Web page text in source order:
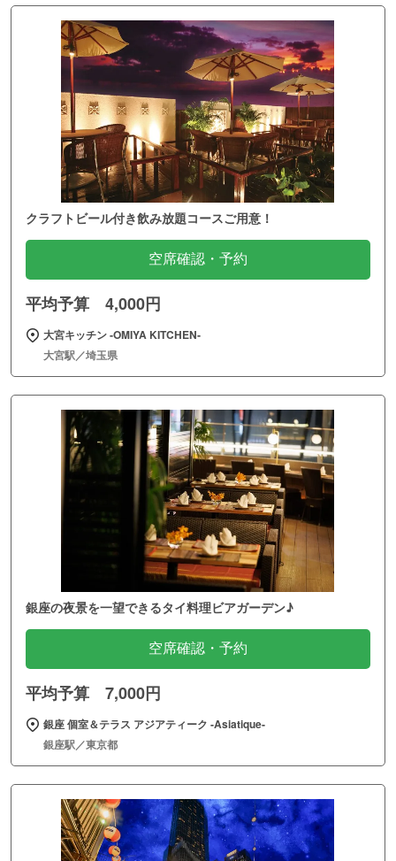
クラフトビール付き飲み放題コースご用意！
空席確認・予約
平均予算 4,000円
大宮キッチン ‐OMIYA KITCHEN‐
大宮駅／埼玉県
銀座の夜景を一望できるタイ料理ビアガーデン♪
空席確認・予約
平均予算 7,000円
銀座 個室＆テラス アジアティーク ‐Asiatique‐
銀座駅／東京都